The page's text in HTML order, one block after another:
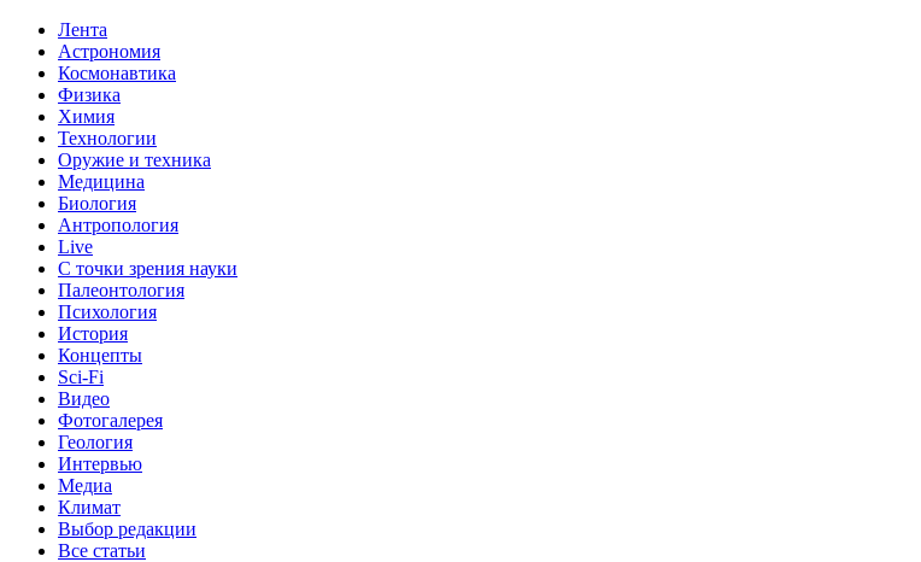
Лента
Астрономия
Космонавтика
Физика
Химия
Технологии
Оружие и техника
Медицина
Биология
Антропология
Live
С точки зрения науки
Палеонтология
Психология
История
Концепты
Sci-Fi
Видео
Фотогалерея
Геология
Интервью
Медиа
Климат
Выбор редакции
Все статьи